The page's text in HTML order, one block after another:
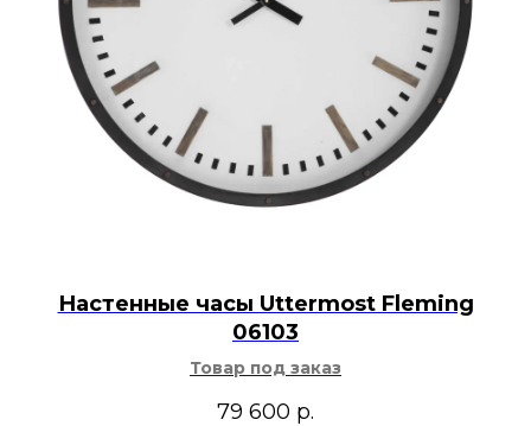
Настенные часы Uttermost Fleming
06103
Товар под заказ
79 600 р.